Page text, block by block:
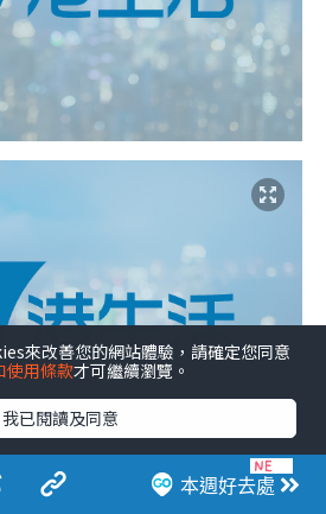
本週好去處
來改善您的網站體驗，請確定您同意
使用條款才可繼續瀏覽。
我已閱讀及同意